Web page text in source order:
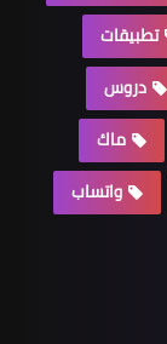
تطبيقات
دروس
ماك
واتساب